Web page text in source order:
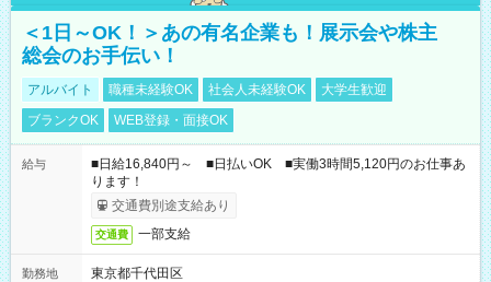
＜1日～OK！＞あの有名企業も！展示会や株主
総会のお手伝い！
アルバイト 職種未経験OK 社会人未経験OK
大学生歓迎
ブランクOK
WEB登録・面接OK
給与
■日給16,840円～ ■日払いOK ■実働3時間5,120円のお仕事あ
ります！
交通費別途支給あり
交通費 一部支給
勤務地
東京都千代田区